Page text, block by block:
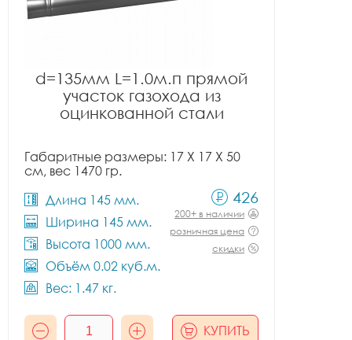
d=135мм L=1.0м.п прямой
участок газохода из
оцинкованной стали
Габаритные размеры: 17 X 17 X 50
см, вес 1470 гр.
Длина 145 мм.
Ширина 145 мм.
Высота 1000 мм.
Объём 0.02 куб.м.
Вес: 1.47 кг.
426
200+ в наличии
розничная цена
скидки
КУПИТЬ